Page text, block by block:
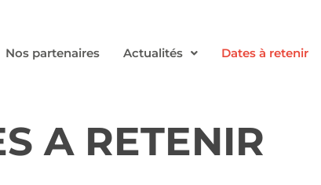
Nos partenaires Actualités Dates à retenir
A RETENIR